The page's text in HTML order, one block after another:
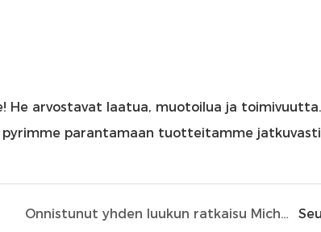
He arvostavat laatua, muotoilua ja toimivuutta.
parantamaan tuotteitamme
Onnistunut yhden luukun ratkaisu Michelinin ajoneuvotyökalupakkiin